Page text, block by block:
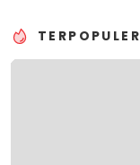
TERPOPULER